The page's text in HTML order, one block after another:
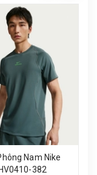
Nam Nike
HV0410-382